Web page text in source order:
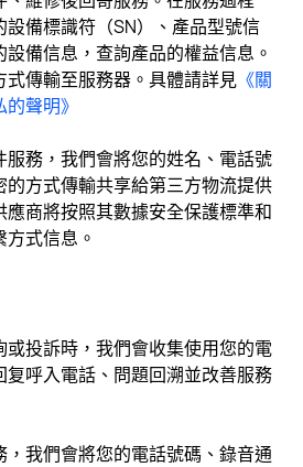
備標識符（SN）、產品型號信
備信息，查詢產品的權益信息。
式傳輸至服務器。具體請詳見 《關
聲明》
務，我們會將您的姓名、電話號
方式傳輸共享給第三方物流提供
商將按照其數據安全保護標準和
式信息。
或投訴時，我們會收集使用您的電
呼入電話、問題回溯並改善服務
我們會將您的電話號碼、錄音通